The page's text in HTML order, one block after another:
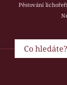
Pěstování